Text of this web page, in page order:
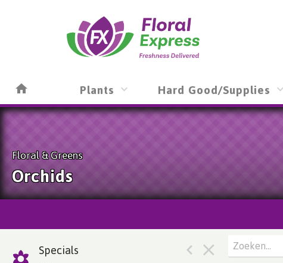
Plants Hard Good/Supplies
Floral & Greens
Orchids
Specials